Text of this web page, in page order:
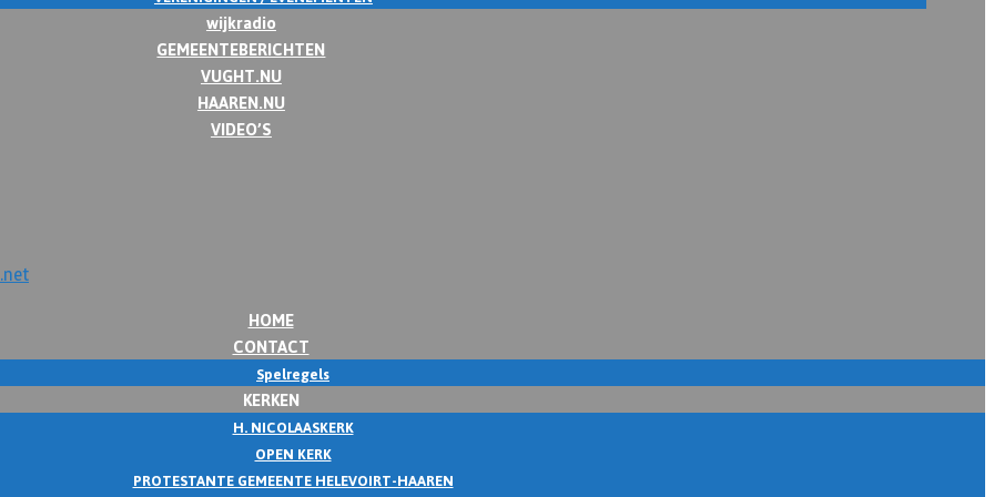
wijkradio
GEMEENTEBERICHTEN
VUGHT.NU
HAAREN.NU
VIDEO’S
HOME
CONTACT
Spelregels
KERKEN
H. NICOLAASKERK
OPEN KERK
PROTESTANTE GEMEENTE HELEVOIRT-HAAREN